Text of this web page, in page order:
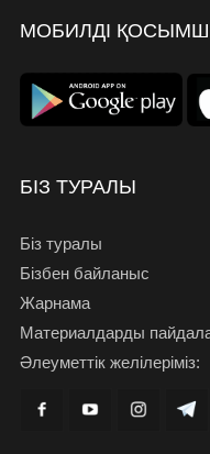
МОБИЛДІ
БІЗ ТУРАЛЫ
Біз туралы
Бізбен байланыс
Жарнама
Материалдарды
Әлеуметтік желілеріміз: